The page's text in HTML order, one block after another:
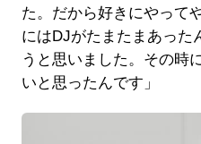
た。だから好きにやって
にはDJがたまたまあった
うと思いました。その時
いと思ったんです」